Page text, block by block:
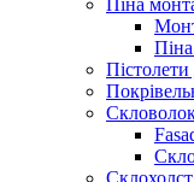
Піна
Склохолст